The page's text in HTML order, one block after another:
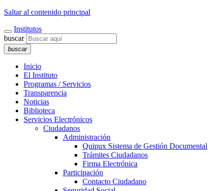
Saltar al contenido principal
Institutos
buscar
buscar
Inicio
El Instituto
Programas / Servicios
Transparencia
Noticias
Biblioteca
Servicios Electrónicos
Ciudadanos
Administración
Quipux Sistema de Gestión Documental
Trámites Ciudadanos
Firma Electrónica
Participación
Contacto Ciudadano